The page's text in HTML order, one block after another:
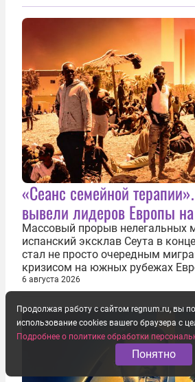
прекратить заморские войны,
репарации Ирану, остановить
«Сеанс семейной
вывели лидеров Европы
Массовый прорыв нелегальных
испанский эксклав Сеута в
стал не просто очередным
кризисом на южных рубежах
фундаментальный раскол
продемонстрировав, что
выстраивавшаяся миграционная
зашла в...
6 августа 2026
Продолжая работу с сайтом regnum.ru, вы
использование cookies вашего браузера с
Подробнее о политике обработки
Понятно